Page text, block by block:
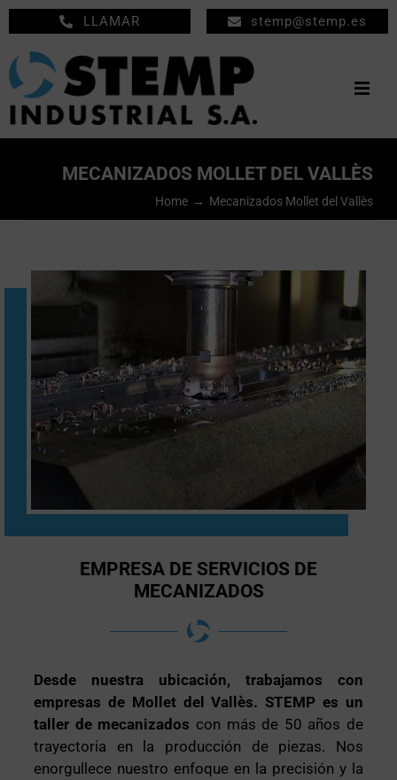
Saltar
al
contenido
LLAMAR stemp@stemp.es
EMPRESA
NOTICIAS
CONTACTO
MECANIZADOS MOLLET DEL VALLÈS
Home Mecanizados Mollet del Vallès
EMPRESA DE SERVICIOS DE
MECANIZADOS
Desde nuestra ubicación, trabajamos con
empresas de Mollet del Vallès. STEMP es un
taller de mecanizados con más de 50 años de
trayectoria en la producción de piezas. Nos
enorgullece nuestro enfoque en la precisión y la